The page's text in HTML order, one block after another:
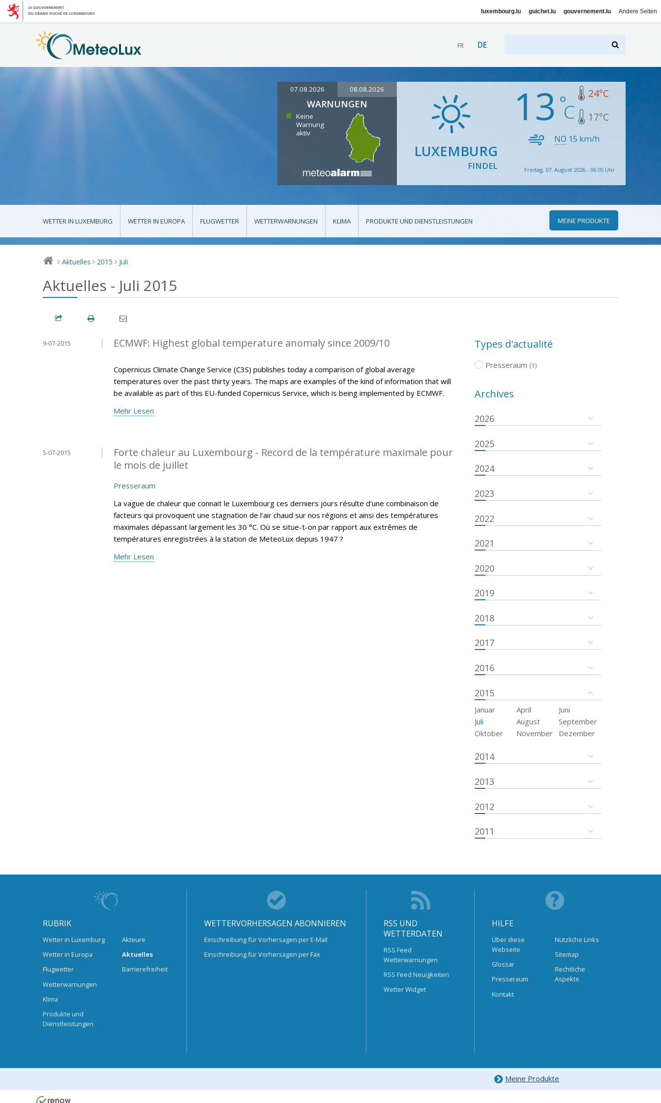
luxembourg.lu guichet.lu gouvernement.lu Andere Seiten
FR DE
07.08.2026 08.08.2026
WARNUNGEN
Keine
Warnung
aktiv
LUXEMBURG
FINDEL
13 24°C
17°C
NO 15 km/h
Freitag, 07. August 2026 - 06:05 Uhr
WETTER IN LUXEMBURG WETTER IN EUROPA FLUGWETTER WETTERWARNUNGEN KLIMA PRODUKTE UND DIENSTLEISTUNGEN MEINE PRODUKTE
> Aktuelles > 2015 > Juli
Aktuelles - Juli 2015
ECMWF: Highest global temperature anomaly since 2009/10
9-07-2015
Copernicus Climate Change Service (C3S) publishes today a comparison of global average
temperatures over the past thirty years. The maps are examples of the kind of information that will
be available as part of this EU-funded Copernicus Service, which is being implemented by ECMWF.
Mehr Lesen
Forte chaleur au Luxembourg - Record de la température maximale pour
le mois de juillet
5-07-2015
Presseraum
La vague de chaleur que connait le Luxembourg ces derniers jours résulte d’une combinaison de
facteurs qui provoquent une stagnation de l’air chaud sur nos régions et ainsi des températures
maximales dépassant largement les 30 °C. Où se situe-t-on par rapport aux extrêmes de
températures enregistrées à la station de MeteoLux depuis 1947 ?
Mehr Lesen
Types d'actualité
Presseraum (1)
Archives
2026
2025
2024
2023
2022
2021
2020
2019
2018
2017
2016
2015
Januar April
Juni
Juli
August
September
Oktober
November Dezember
2014
2013
2012
2011
RUBRIK
Wetter in Luxemburg
Wetter in Europa
Flugwetter
Wetterwarnungen
Klima
Produkte und
Dienstleistungen
Akteure
Aktuelles
Barrierefreiheit
WETTERVORHERSAGEN ABONNIEREN
Einschreibung für Vorhersagen per E-Mail
Einschreibung für Vorhersagen per Fax
RSS UND
WETTERDATEN
RSS Feed
Wetterwarnungen
RSS Feed Neuigkeiten
Wetter Widget
HILFE
Über diese
Webseite
Glossar
Presseraum
Kontakt
Nützliche Links
Sitemap
Rechtliche
Aspekte
Meine Produkte